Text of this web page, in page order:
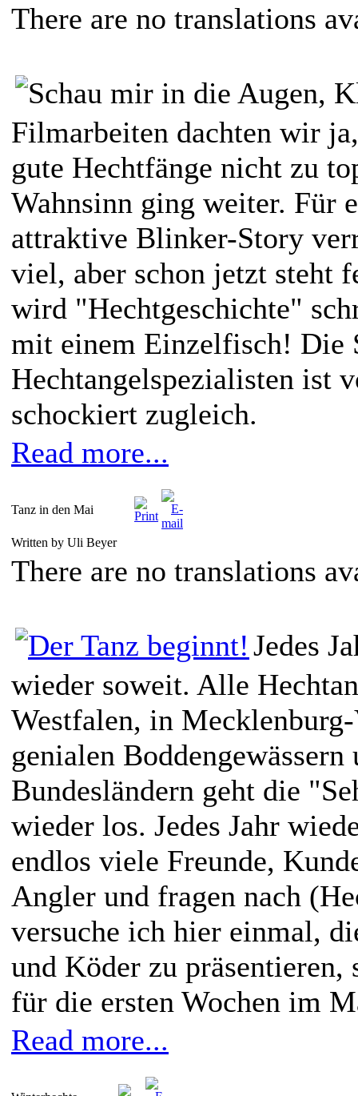
There are no translations
Filmarbeiten dachten wir
gute Hechtfänge nicht zu
Wahnsinn ging weiter. Für
attraktive Blinker-Story
viel, aber schon jetzt steht
wird "Hechtgeschichte"
mit einem Einzelfisch! Die
Hechtangelspezialisten ist
schockiert zugleich.
Read more...
Tanz in den Mai
Written by Uli Beyer
There are no translations
Jedes
wieder soweit. Alle
Westfalen, in
genialen
Bundesländern geht die
wieder los. Jedes Jahr
endlos viele Freunde,
Angler und fragen nach
versuche ich hier einmal,
und Köder zu präsentieren,
für die ersten Wochen im
Read more...